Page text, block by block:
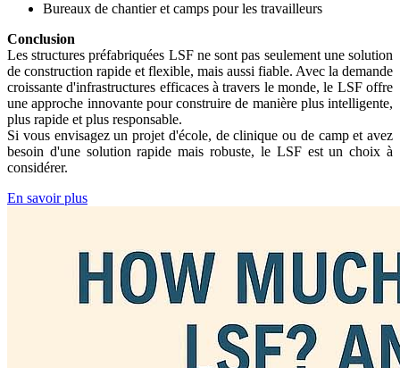
Bureaux de chantier et camps pour les travailleurs
Conclusion
Les structures préfabriquées LSF ne sont pas seulement une solution
de construction rapide et flexible, mais aussi fiable. Avec la demande
croissante d'infrastructures efficaces à travers le monde, le LSF offre
une approche innovante pour construire de manière plus intelligente,
plus rapide et plus responsable.
Si vous envisagez un projet d'école, de clinique ou de camp et avez
besoin d'une solution rapide mais robuste, le LSF est un choix à
considérer.
En savoir plus